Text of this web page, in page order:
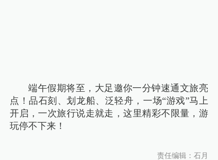
端午假期将至，大足邀你一分钟速通文旅亮
点！品石刻、划龙船、泛轻舟，一场“游戏”马上
开启，一次旅行说走就走，这里精彩不限量，游
玩停不下来！
责任编辑：石月